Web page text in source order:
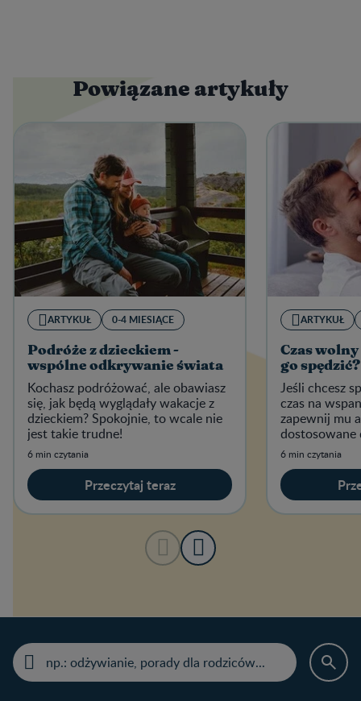
Powiązane artykuły
ARTYKUŁ 0-4 MIESIĄCE
Podróże z dzieckiem -
wspólne odkrywanie świata
Kochasz podróżować, ale obawiasz
się, jak będą wyglądały wakacje z
dzieckiem? Spokojnie, to wcale nie
jest takie trudne!
6 min czytania
Przeczytaj teraz
ARTYKUŁ
Czas
go spędzić?
Jeśli chcesz
czas na
zapewnij mu
dostosowane
6 min czytania